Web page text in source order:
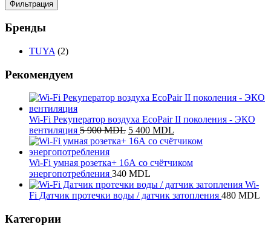
Фильтрация
Бренды
TUYA (2)
Рекомендуем
Wi-Fi Рекуператор воздуха EcoPair II поколения - ЭКО
вентиляция 5 900MDL Первоначальная
цена
5
900 MDL.
5 400 MDL
цена:
400 MDL.
Wi-Fi умная розетка+ 16А со счётчиком
энергопотребления 340 MDL
Wi-
Fi Датчик протечки воды / датчик затопления 480 MDL
Категории